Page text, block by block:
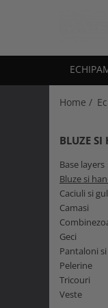
Bluze si hanorace
Caciuli si gulere
Pantaloni si salopete
Unelte gradinarit
Atomizoare si
Plantatoare
Foarfeci gradinarit
Accesorii gradinarit
Macete si seceri
Furci si greble
Pistoale de udat si
Sere si paturi
Unelte constructii
Home /
BLUZE SI
Base layers
Bluze si
Caciuli si
Camasi
Geci
Pantaloni
Pelerine
Tricouri
Veste